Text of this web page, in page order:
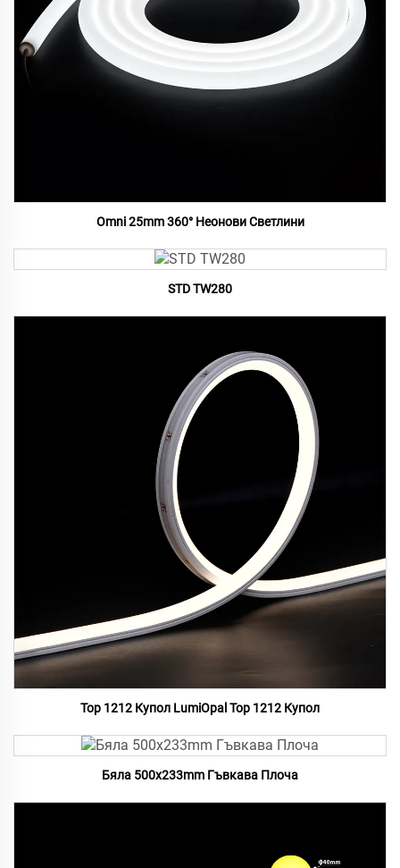
Omni 25mm 360° Неонови Светлини
STD TW280
Top 1212 Купол LumiOpal Top 1212 Купол
Бяла 500x233mm Гъвкава Плоча